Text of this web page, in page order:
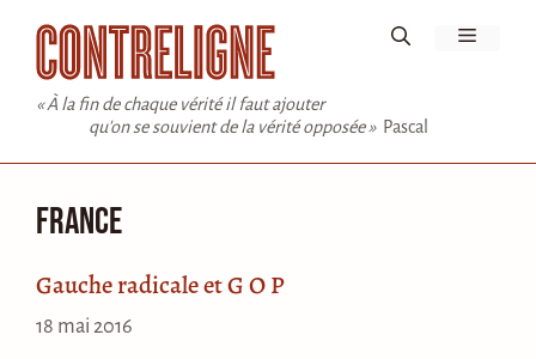
contenu
« À la fin de chaque vérité il faut ajouter
qu'on se souvient de la vérité opposée » Pascal
Menu
France
Gauche radicale et G O P
18 mai 2016